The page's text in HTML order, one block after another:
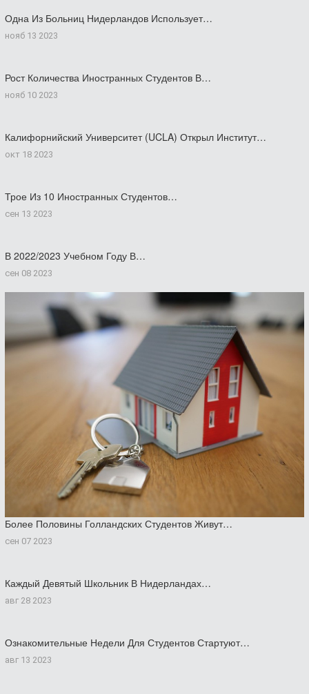
Одна Из Больниц Нидерландов Использует…
нояб 13 2023
Рост Количества Иностранных Студентов В…
нояб 10 2023
Калифорнийский Университет (UCLA) Открыл Институт…
окт 18 2023
Трое Из 10 Иностранных Студентов…
сен 13 2023
В 2022/2023 Учебном Году В…
сен 08 2023
Более Половины Голландских Студентов Живут…
сен 07 2023
Каждый Девятый Школьник В Нидерландах…
авг 28 2023
Ознакомительные Недели Для Студентов Стартуют…
авг 13 2023